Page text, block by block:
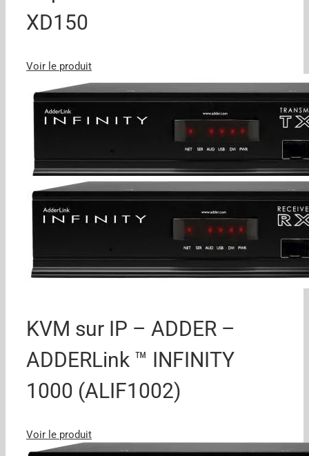
XD150
Voir le produit
KVM sur IP – ADDER –
ADDERLink ™ INFINITY
1000 (ALIF1002)
Voir le produit